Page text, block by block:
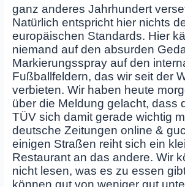
ganz anderes Jahrhundert
Natürlich entspricht hier nichts
europäischen Standards. Hier
niemand auf den absurden
Markierungsspray auf den
Fußballfeldern, das wir seit der
verbieten. Wir haben heute
über die Meldung gelacht, dass
TÜV sich damit gerade wichtig
deutsche Zeitungen online &
einigen Straßen reiht sich ein
Restaurant an das andere. Wir
nicht lesen, was es zu essen
können gut von weniger gut